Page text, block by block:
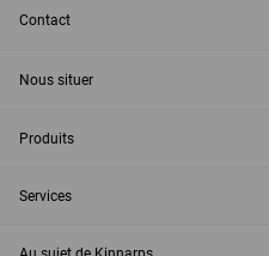
Contact
Nous situer
Produits
Services